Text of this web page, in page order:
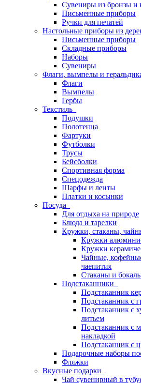
Сувениры из бронзы и
Письменные приборы
Ручки для печатей
Настольные приборы из
Письменные приборы
Складные приборы
Наборы
Сувениры
Флаги, вымпелы и
Флаги
Вымпелы
Гербы
Текстиль
Подушки
Полотенца
Фартуки
Футболки
Трусы
Бейсболки
Спортивная форма
Спецодежда
Шарфы и ленты
Платки и косынки
Посуда
Для отдыха на природе
Блюда и тарелки
Кружки, стаканы,
Кружки
Кружки
Чайные,
чаепития
Стаканы и
Подстаканники
Подстаканник
Подстаканник c
Подстаканник с
литьем
Подстаканник с
накладкой
Подстаканник с
Подарочные наборы
Фляжки
Вкусные подарки
Чай сувенирный в